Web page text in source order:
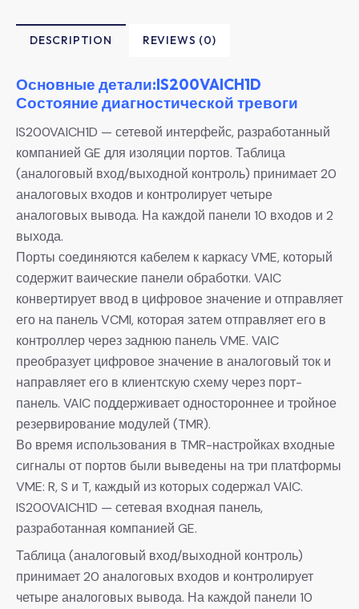
DESCRIPTION REVIEWS (0)
Основные детали:IS200VAICH1D
Состояние диагностической тревоги
IS200VAICH1D — сетевой интерфейс, разработанный
компанией GE для изоляции портов. Таблица
(аналоговый вход/выходной контроль) принимает 20
аналоговых входов и контролирует четыре
аналоговых вывода. На каждой панели 10 входов и 2
выхода.
Порты соединяются кабелем к каркасу VME, который
содержит ваические панели обработки. VAIC
конвертирует ввод в цифровое значение и отправляет
его на панель VCMI, которая затем отправляет его в
контроллер через заднюю панель VME. VAIC
преобразует цифровое значение в аналоговый ток и
направляет его в клиентскую схему через порт-
панель. VAIC поддерживает одностороннее и тройное
резервирование модулей (TMR).
Во время использования в TMR-настройках входные
сигналы от портов были выведены на три платформы
VME: R, S и T, каждый из которых содержал VAIC.
IS200VAICH1D — сетевая входная панель,
разработанная компанией GE.
Таблица (аналоговый вход/выходной контроль)
принимает 20 аналоговых входов и контролирует
четыре аналоговых вывода. На каждой панели 10